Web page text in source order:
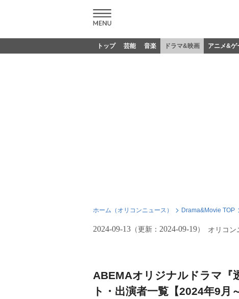
トップ 芸能 音楽 ドラマ&映画 アニメ&ゲ
ホーム（オリコンニュース） Drama&Movie TOP
2024-09-13 （更新： 2024-09-19） オリコン
ABEMAオリジナルドラマ『
ト・出演者一覧【2024年9月